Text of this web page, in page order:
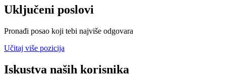
Uključeni poslovi
Pronađi posao koji tebi najviše odgovara
Učitaj više pozicija
Iskustva naših korisnika